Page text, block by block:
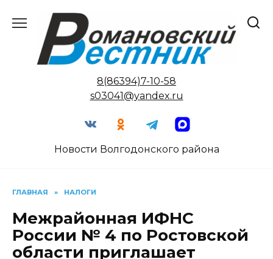
содержанию
8(86394)7-10-58
s03041@yandex.ru
Новости Волгодонского района
ГЛАВНАЯ » НАЛОГИ
Межрайонная ИФНС
России № 4 по Ростовской
области приглашает